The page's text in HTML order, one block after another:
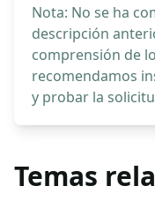
Nota: No se ha
descripción
comprensión de
recomendamos
y probar la
Temas